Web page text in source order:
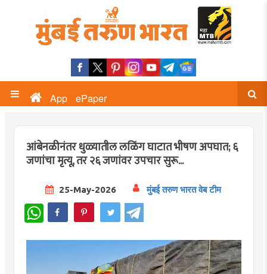
App ePaper
आंबेनळीनंतर धुळ्यातील लळिंग घाटात भीषण अपघात; ६
जणांचा मृत्यू, तर २६ जणांवर उपचार सुरू...
25-May-2026 मुंबई तरुण भारत वेब टीम
WhatsApp